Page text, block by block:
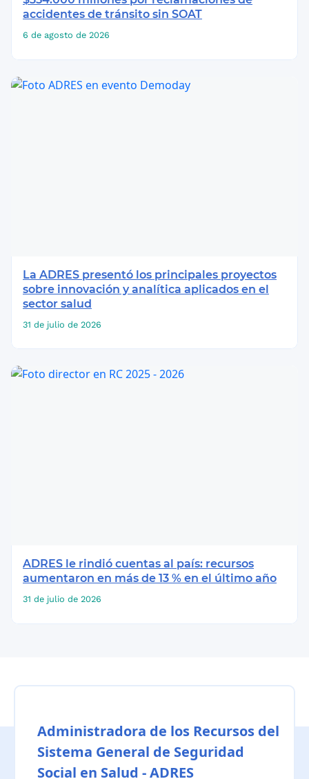
accidentes de tránsito sin SOAT
6 de agosto de 2026
La ADRES presentó los principales proyectos
sobre innovación y analítica aplicados en el
sector salud
31 de julio de 2026
ADRES le rindió cuentas al país: recursos
aumentaron en más de 13 % en el último año
31 de julio de 2026
Administradora de los Recursos del
Sistema General de Seguridad
Social en Salud - ADRES